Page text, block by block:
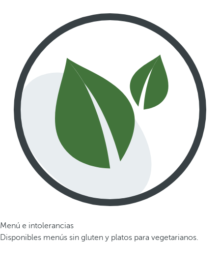
Menú e intolerancias
Disponibles menús sin gluten y platos para vegetarianos.